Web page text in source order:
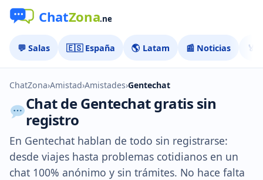
💬 Salas 🇪🇸 España 🌎 Latam 📰 Noticias 🏅
ChatZona›Amistad›Amistades›Gentechat
Chat de Gentechat gratis sin
registro
En Gentechat hablan de todo sin registrarse:
desde viajes hasta problemas cotidianos en un
chat 100% anónimo y sin trámites. No hace falta